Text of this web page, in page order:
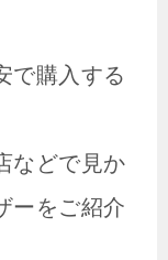
で購入する
などで見か
ーをご紹介